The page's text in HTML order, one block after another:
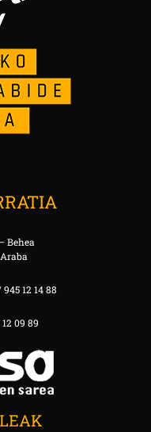
Behea
12 14 88
09 89